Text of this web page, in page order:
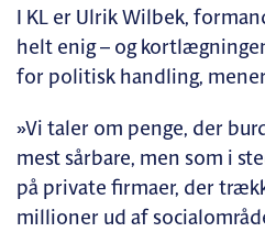
I KL er Ulrik Wilbek,
helt enig – og
for politisk handling,
»Vi taler om penge, der
mest sårbare, men som i
på private firmaer, der
millioner ud af